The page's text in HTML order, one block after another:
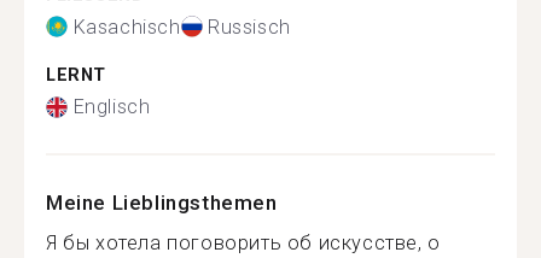
Kasachisch Russisch
LERNT
Englisch
Meine Lieblingsthemen
Я бы хотела поговорить об искусстве, о